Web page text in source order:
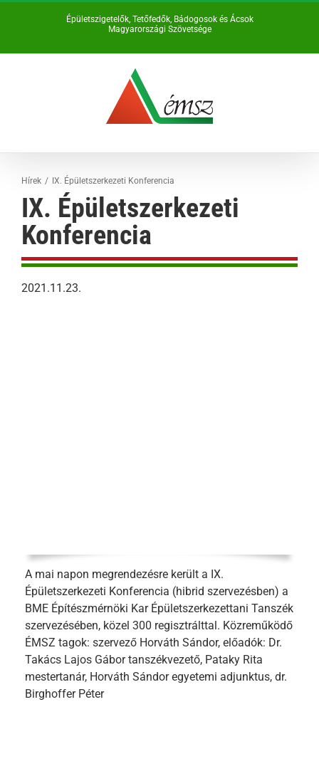
Épületszigetelők, Tetőfedők, Bádogosok és Ácsok
Magyarországi Szövetsége
Hírek IX. Épületszerkezeti Konferencia
IX. Épületszerkezeti
Konferencia
2021.11.23.
A mai napon megrendezésre került a IX.
Épületszerkezeti Konferencia (hibrid szervezésben) a
BME Építészmérnöki Kar Épületszerkezettani Tanszék
szervezésében, közel 300 regisztrálttal. Közreműködő
ÉMSZ tagok: szervező Horváth Sándor, előadók: Dr.
Takács Lajos Gábor tanszékvezető, Pataky Rita
mestertanár, Horváth Sándor egyetemi adjunktus, dr.
Birghoffer Péter